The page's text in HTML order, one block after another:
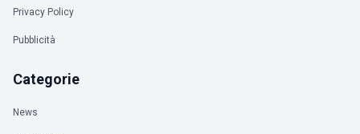
Privacy Policy
Pubblicità
Categorie
News